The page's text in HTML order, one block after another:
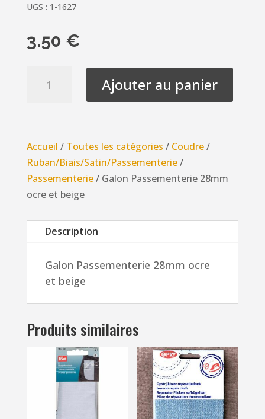
UGS : 1-1627
3.50 €
ocre
et
beige
Ajouter au panier
Accueil / Toutes les catégories / Coudre/
Ruban/Biais/Satin/Passementerie/
Passementerie/ Galon Passementerie 28mm
ocre et beige
Description
Galon Passementerie 28mm ocre
et beige
Produits similaires